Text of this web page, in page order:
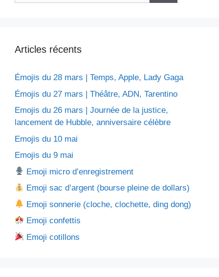
Articles récents
Émojis du 28 mars | Temps, Apple, Lady Gaga
Émojis du 27 mars | Théâtre, ADN, Tarentino
Emojis du 26 mars | Journée de la justice,
lancement de Hubble, anniversaire célèbre
Emojis du 10 mai
Emojis du 9 mai
Emoji micro d’enregistrement
Emoji sac d’argent (bourse pleine de dollars)
Emoji sonnerie (cloche, clochette, ding dong)
Emoji confettis
Emoji cotillons